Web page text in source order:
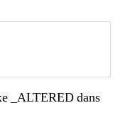
_ALTERED dans